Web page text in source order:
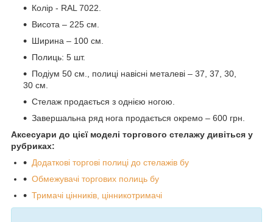
Колір - RAL 7022.
Висота – 225 см.
Ширина – 100 см.
Полиць: 5 шт.
Подіум 50 см., полиці навісні металеві – 37, 37, 30,
30 см.
Стелаж продається з однією ногою.
Завершальна ряд нога продається окремо – 600 грн.
Аксесуари до цієї моделі торгового стелажу дивіться у
рубриках:
Додаткові торгові полиці до стелажів бу
Обмежувачі торгових полиць бу
Тримачі цінників, цінникотримачі